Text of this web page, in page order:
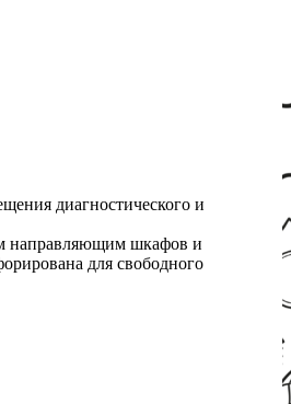
диагностического и
направляющим шкафов и
для свободного